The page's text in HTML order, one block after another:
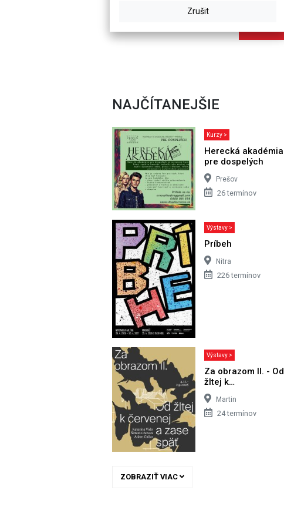
NAJČÍTANEJŠIE
Kurzy >
Herecká akadémia
pre dospelých
Prešov
26 termínov
Výstavy >
Príbeh
Nitra
226 termínov
Výstavy >
Za obrazom II. - Od
žltej k…
Martin
24 termínov
ZOBRAZIŤ VIAC